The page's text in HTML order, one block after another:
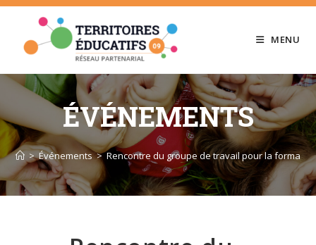
Skip
content
MENU
ÉVÉNEMENTS
> Événements > Rencontre du groupe de travail pour la